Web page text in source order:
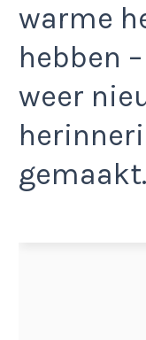
warme
hebben
weer
gemaakt.